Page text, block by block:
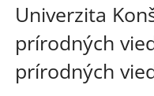
Univerzita
prírodných
prírodných